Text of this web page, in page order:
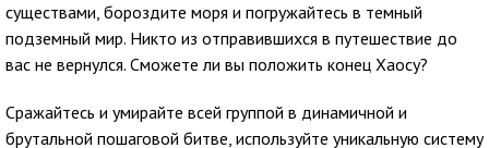
существами, бороздите моря и погружайтесь в темный
подземный мир. Никто из отправившихся в путешествие до
вас не вернулся. Сможете ли вы положить конец Хаосу?
Сражайтесь и умирайте всей группой в динамичной и
брутальной пошаговой битве, используйте уникальную систему